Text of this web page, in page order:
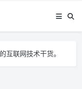
互联网技术干货。